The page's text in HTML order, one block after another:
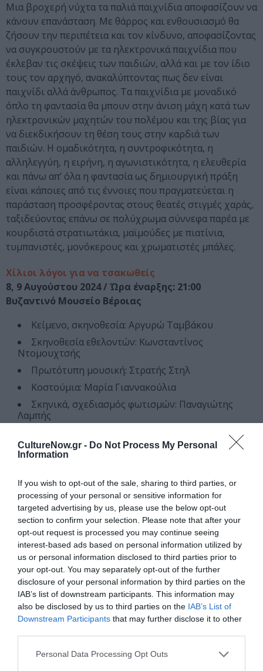
CultureNow.gr - Do Not Process My Personal
Information
If you wish to opt-out of the sale, sharing to third parties, or
processing of your personal or sensitive information for
targeted advertising by us, please use the below opt-out
section to confirm your selection. Please note that after your
opt-out request is processed you may continue seeing
interest-based ads based on personal information utilized by
us or personal information disclosed to third parties prior to
your opt-out. You may separately opt-out of the further
disclosure of your personal information by third parties on the
IAB’s list of downstream participants. This information may
also be disclosed by us to third parties on the IAB’s List of
Downstream Participants that may further disclose it to other
Personal Data Processing Opt Outs
Μια βροχερή νύχτα τα παλιά παιχνίδια αποφασίζουν να
κάνουν επανάσταση. Με θάρρος και ενθουσιασμό θα
ζήσουν την περιπέτεια και τον κίνδυνο, αποφασίζοντας
να συγκρουστούν με τα ηλεκτρονικά παιχνίδια που
έκλεβαν τις σκέψεις των παιδιών, αλλά και με τον ίδιο
τους τον αρχηγό, ανακαλύπτοντας πως δεν είναι
παιχνίδι αλλά άνθρωπος. Τα παιχνίδια με μοναδικό
όπλο τη φαντασία θα μπουν στην άνιση μάχη κατά των
ηλεκτρονικών μαχητών του πολέμου και της βίας για
να διεκδικήσουν τη θέση τους στην καρδιά των
παιδιών. Η ομαδικότητα, η συντροφικότητα, η
αλληλεγγύη, η ειρήνη, η αγωνιστικότητα, η ελευθερία
και πάνω απ’ όλα η φαντασία ως δημιουργική πράξη
είναι κάποιες από τις έννοιες που πραγματεύεται η
παράσταση προσφέροντας στους θεατές στιγμές χαράς,
ταξιδεύοντας επάνω σε πολύχρωμα σύννεφα παρέα με
κουρδιστά στρατιωτάκια, μαϊμούδες με πιατίνια,
τυμπανιστές, μονόκερους και χρωματιστές μπάλες.
Χίλιοι λόγοι για να τσακωθείς
8, 9 Αυγούστου 2024 / Ώρα έναρξης: 21:00
Βυζαντινό Μουσείο Βέροιας
Κείμενο, σκηνοθεσία: Αργυρώ Ταμβάκου
Σκηνοθεσία εθελοντών: Κωνσταντίνος
Ντομουχτσής
Πρωτότυπη μουσική: Στρατής Στηλ
Κοστούμια: Μαρία Γιαννακούλια
Σκηνικά, σχεδιασμός φωτισμών: Παναγιώτης
Λαμπής
Ερμηνεύουν: Νόνικα Μαλκουτζή, Θάνος Ξενάκης,
Αίσων Χαρατσάρης, Αργυρώ Ταμβάκου
ΑΜΚΕ: ΚΕΝΤΡΟ ΘΕΑΤΡΙΚΗΣ ΤΕΧΝΗΣ
Η νέα θεατρική παράσταση Χίλιοι λόγοι για να
τσακωθείς της ομάδας Τικ Τακ Ντο μάς καλωσορίζει σε
ένα φανταστικό ταξίδι ανακάλυψης και αναγνώρισης
των συναισθημάτων. Ο Μάρκος, ένας νεαρός, είναι
συνεχώς θυμωμένος και βρίσκει χίλιους λόγους για να
τσακώνεται. Με τον θυμό του αντιμετωπίζει ό,τι
συμβαίνει γύρω του. Κρατά πάντα την ασπίδα και το
ξύλινο σπαθί του κοντά. Όταν θα χάσει τα αντικείμενα
αυτά, αναγκάζεται να παραγγείλει καινούρια… «Κύριε
ανακοινώνουμε ότι από φέτος άλλαξε η διαδικασία